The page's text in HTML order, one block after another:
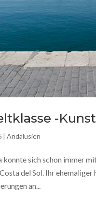
-
|Andalusien
konnte sich schon immer
del Sol. Ihr
an...